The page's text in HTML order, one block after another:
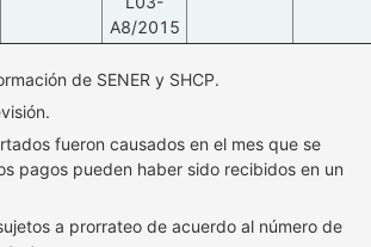
A8/2015
de SENER y SHCP.
fueron causados en el mes que se
pagos pueden haber sido recibidos en un
a prorrateo de acuerdo al número de